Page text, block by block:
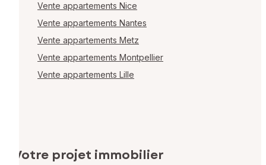
Vente appartements Nice
Vente appartements Nantes
Vente appartements Metz
Vente appartements Montpellier
Vente appartements Lille
Votre projet immobilier